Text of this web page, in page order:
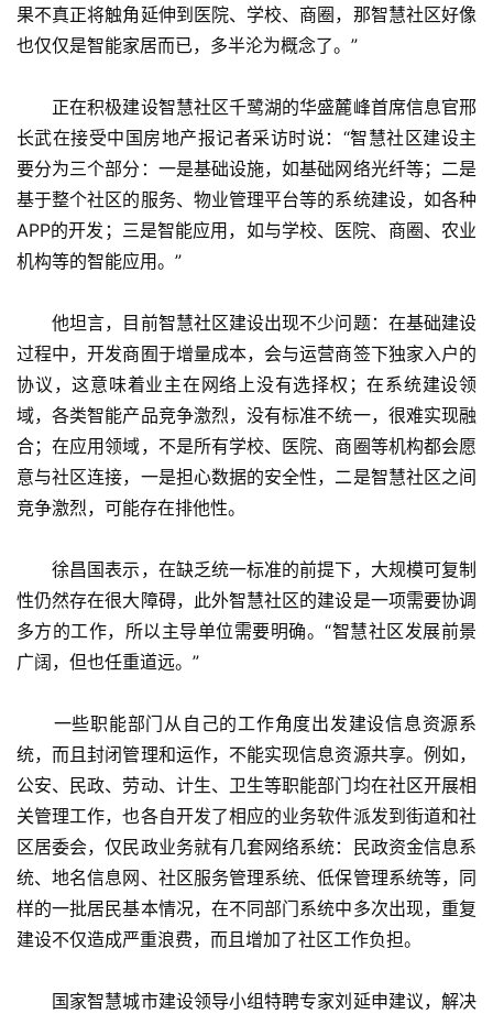
果不真正将触角延伸到医院、学校、商圈，那智慧社区好像
也仅仅是智能家居而已，多半沦为概念了。”
正在积极建设智慧社区千鹭湖的华盛麓峰首席信息官邢
长武在接受中国房地产报记者采访时说：“智慧社区建设主
要分为三个部分：一是基础设施，如基础网络光纤等；二是
基于整个社区的服务、物业管理平台等的系统建设，如各种
APP的开发；三是智能应用，如与学校、医院、商圈、农业
机构等的智能应用。”
他坦言，目前智慧社区建设出现不少问题：在基础建设
过程中，开发商囿于增量成本，会与运营商签下独家入户的
协议，这意味着业主在网络上没有选择权；在系统建设领
域，各类智能产品竞争激烈，没有标准不统一，很难实现融
合；在应用领域，不是所有学校、医院、商圈等机构都会愿
意与社区连接，一是担心数据的安全性，二是智慧社区之间
竞争激烈，可能存在排他性。
徐昌国表示，在缺乏统一标准的前提下，大规模可复制
性仍然存在很大障碍，此外智慧社区的建设是一项需要协调
多方的工作，所以主导单位需要明确。“智慧社区发展前景
广阔，但也任重道远。”
一些职能部门从自己的工作角度出发建设信息资源系
统，而且封闭管理和运作，不能实现信息资源共享。例如，
公安、民政、劳动、计生、卫生等职能部门均在社区开展相
关管理工作，也各自开发了相应的业务软件派发到街道和社
区居委会，仅民政业务就有几套网络系统：民政资金信息系
统、地名信息网、社区服务管理系统、低保管理系统等，同
样的一批居民基本情况，在不同部门系统中多次出现，重复
建设不仅造成严重浪费，而且增加了社区工作负担。
国家智慧城市建设领导小组特聘专家刘延申建议，解决